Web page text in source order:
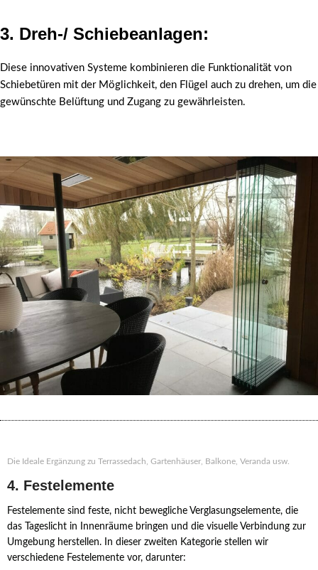
3. Dreh-/ Schiebeanlagen:
Diese innovativen Systeme kombinieren die Funktionalität von
Schiebetüren mit der Möglichkeit, den Flügel auch zu drehen, um die
gewünschte Belüftung und Zugang zu gewährleisten.
Die Ideale Ergänzung zu Terrassedach, Gartenhäuser, Balkone, Veranda usw.
4. Festelemente
Festelemente sind feste, nicht bewegliche Verglasungselemente, die
das Tageslicht in Innenräume bringen und die visuelle Verbindung zur
Umgebung herstellen. In dieser zweiten Kategorie stellen wir
verschiedene Festelemente vor, darunter: